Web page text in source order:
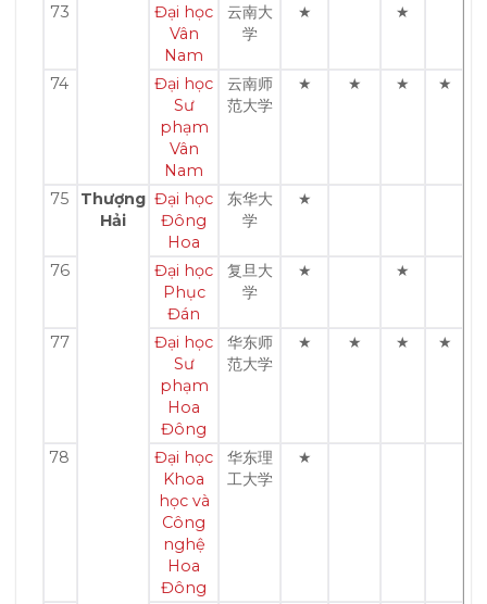
73
Đại học
Vân
Nam
云南大
学
★ ★
74
Đại học
Sư
phạm
Vân
Nam
云南师
范大学
★ ★ ★ ★
75
Thượng
Hải
Đại học
Đông
Hoa
东华大
学
★
76
Đại học
Phục
Đán
复旦大
学
★ ★
77
Đại học
Sư
phạm
Hoa
Đông
华东师
范大学
★ ★ ★ ★
78
Đại học
Khoa
học và
Công
nghệ
Hoa
Đông
华东理
工大学
★